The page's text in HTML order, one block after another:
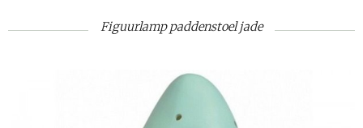
Figuurlamp paddenstoel jade